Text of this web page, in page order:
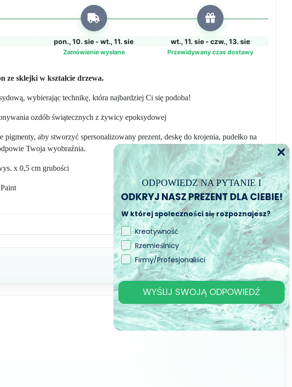
pon., 10. sie - wt., 11. sie
Zamówienie wysłane
wt., 11. sie - czw., 13. sie
Przewidywany czas dostawy
ze sklejki w kształcie drzewa.
wybierając technikę, która najbardziej Ci się podoba!
ozdób świątecznych z żywicy epoksydowej
pigmenty, aby stworzyć spersonalizowany prezent, deskę do krojenia, pudełko na
Twoja wyobraźnia.
x 0,5 cm grubości
ODPOWIEDZ NA PYTANIE I
ODKRYJ NASZ PREZENT DLA CIEBIE!
W której społeczności się rozpoznajesz?
Kreatywność
Rzemieślnicy
Firmy/Profesjonaliści
WYŚLIJ SWOJĄ ODPOWIEDŹ